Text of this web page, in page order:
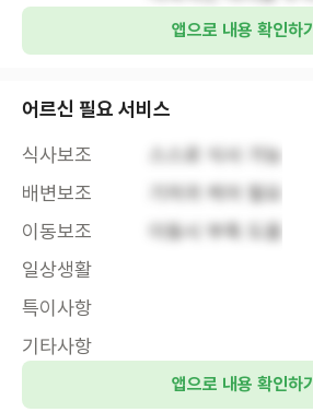
앱으로 내용 확인하기
어르신 필요 서비스
식사보조
스스로 식사 가능
배변보조
기저귀 케어 필요
이동보조
이동시 부축 도움
일상생활
특이사항
기타사항
앱으로 내용 확인하기